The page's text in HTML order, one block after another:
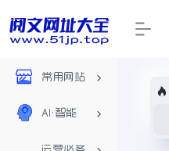
常用网站
AI•智能